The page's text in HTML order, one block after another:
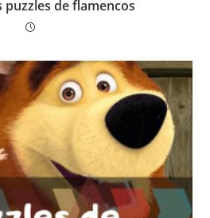
puzzles de flamencos